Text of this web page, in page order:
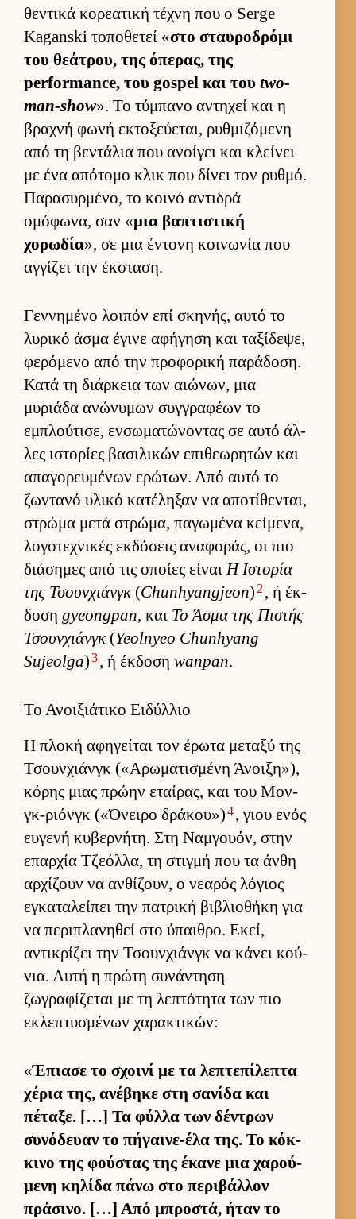
θεντικά κορεατική τέχνη που ο Serge
Kaganski τοποθετεί «στο σταυ­ροδρόμι
του θεάτρου, της όπερας, της
performance, του gospel και του two-
man-show». Το τύμπανο αντηχεί και η
βραχνή φωνή εκτοξεύ­εται, ρυθ­μιζόμενη
από τη βεντάλια που ανοί­γει και κλεί­νει
με ένα απότομο κλικ που δίνει τον ρυθ­μό.
Παρασυρ­μένο, το κοινό αντιδρά
ομόφωνα, σαν «μια βαπτιστική
χορωδία», σε μια έντονη κοι­νωνία που
αγ­γίζει την έκ­σταση.
Γεν­νημένο λοι­πόν επί σκηνής, αυτό το
λυρικό άσμα έγινε αφήγηση και ταξίδεψε,
φερόμενο από την προφορική παράδοση.
Κατά τη διάρ­κεια των αιώνων, μια
μυριάδα ανώνυμων συγ­γραφέων το
εμπλού­τισε, εν­σωματώνοντας σε αυτό άλ­
λες ιστορίες βασιλικών επιθεωρητών και
απαγορευ­μένων ερώτων. Από αυτό το
ζωντανό υλικό κατέληξαν να αποτίθενται,
στρώμα μετά στρώμα, παγωμένα κεί­μενα,
λογοτεχνικές εκ­δόσεις αναφοράς, οι πιο
διάσημες από τις οποίες εί­ναιΗ Ιστορία
της Τσουν­χιάνγκ(Chunhyangjeon) 2 , ή έκ­
δοση gyeongpan, και Το Άσμα της Πιστής
Τσουν­χιάνγκ(Yeolnyeo Chunhyang
Sujeolga)3, ή έκ­δοση wanpan.
Το Ανοιξιάτικο Ειδύλλιο
Η πλοκή αφηγεί­ται τον έρωτα μεταξύ της
Τσουν­χιάνγκ («Αρωματισμένη Άνοι­ξη»),
κόρης μιας πρώην εταί­ρας, και του Μον­
γκ-ριόνγκ («Όνειρο δράκου»)4, γιου ενός
ευ­γενή κυβερ­νήτη. Στη Ναμ­γουόν, στην
επαρ­χία Τζεόλ­λα, τη στιγμή που τα άνθη
αρ­χίζουν να αν­θίζουν, ο νεαρός λόγιος
εγκαταλεί­πει την πατρική βιβλιο­θήκη για
να περιπλανηθεί στο ύπαι­θρο. Εκεί,
αντικρίζει την Τσουν­χιάνγκ να κάνει κού­
νια. Αυτή η πρώτη συνάντηση
ζωγραφίζεται με τη λεπτότητα των πιο
εκλεπτυσμένων χαρακτικών:
«Έπιασε το σχοινί με τα λεπτεπίλεπτα
χέρια της, ανέβηκε στη σανίδα και
πέταξε. […] Τα φύλλα των δέντρων
συνόδευαν το πήγαι­νε-έλα της. Το κόκ­
κινο της φού­στας της έκανε μια χαρού­
μενη κηλίδα πάνω στο περιβάλ­λον
πράσινο. […] Από μπροστά, ήταν το